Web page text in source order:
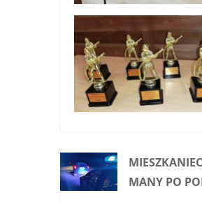
MANY PO